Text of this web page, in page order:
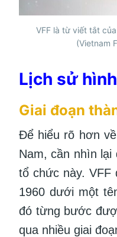
VFF là từ viết tắt
(Vietnam
Lịch sử
Giai đoạn
Để hiểu rõ hơn
Nam, cần nhìn
tổ chức này. VFF
1960 dưới một
đó từng bước
qua nhiều giai